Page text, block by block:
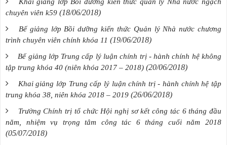
chuyên viên k59 (18/06/2018)
Bế giảng lớp Bồi dưỡng kiến thức Quản lý Nhà nước chương
trình chuyên viên chính khóa 11 (19/06/2018)
Bế giảng lớp Trung cấp lý luận chính trị - hành chính hệ không
tập trung khóa 40 (niên khóa 2017 – 2018) (20/06/2018)
Khai giảng lớp Trung cấp lý luận chính trị - hành chính hệ tập
trung khóa 38, niên khóa 2018 – 2019 (26/06/2018)
Trường Chính trị tổ chức Hội nghị sơ kết công tác 6 tháng đầu
năm, nhiệm vụ trọng tâm công tác 6 tháng cuối năm 2018
(05/07/2018)